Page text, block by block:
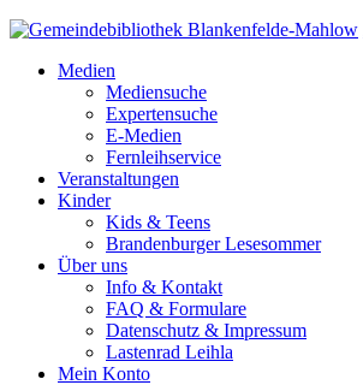
Medien
Mediensuche
Expertensuche
E-Medien
Fernleihservice
Veranstaltungen
Kinder
Kids & Teens
Brandenburger Lesesommer
Über uns
Info & Kontakt
FAQ & Formulare
Datenschutz & Impressum
Lastenrad Leihla
Mein Konto